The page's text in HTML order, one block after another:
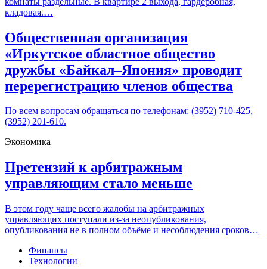
кладовая.…
Общественная организация
«Иркутское областное общество
дружбы «Байкал–Япония» проводит
перерегистрацию членов общества
По всем вопросам обращаться по телефонам: (3952) 710-425,
(3952) 201-610.
Экономика
Претензий к арбитражным
управляющим стало меньше
В этом году чаще всего жалобы на арбитражных
управляющих поступали из-за неопубликования,
опубликования не в полном объёме и несоблюдения сроков…
Финансы
Технологии